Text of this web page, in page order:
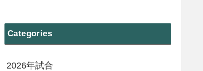
Categories
2026年試合